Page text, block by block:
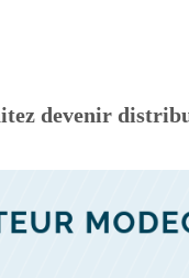
devenir